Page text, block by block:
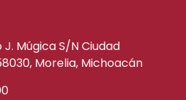
Múgica S/N Ciudad
Morelia, Michoacán